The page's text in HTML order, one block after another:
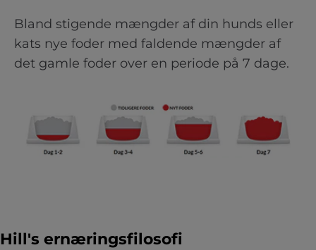
Bland stigende mængder af din hunds eller
kats nye foder med faldende mængder af
det gamle foder over en periode på 7 dage.
Hill's ernæringsfilosofi